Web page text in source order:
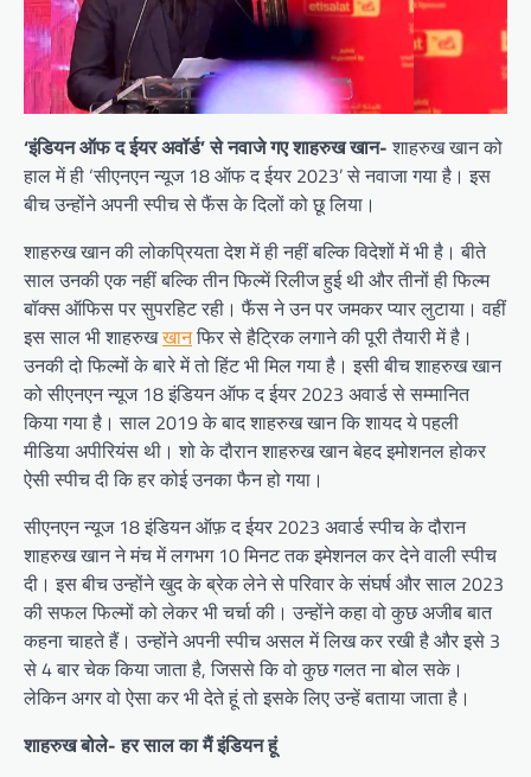
‘इंडियन ऑफ द ईयर अवॉर्ड’ से नवाजे गए शाहरुख खान-शाहरुख खान को
हाल में ही ‘सीएनएन न्यूज 18 ऑफ द ईयर 2023’ से नवाजा गया है। इस
बीच उन्होंने अपनी स्पीच से फैंस के दिलों को छू लिया।
शाहरुख खान की लोकप्रियता देश में ही नहीं बल्कि विदेशों में भी है। बीते
साल उनकी एक नहीं बल्कि तीन फिल्में रिलीज हुई थी और तीनों ही फिल्म
बॉक्स ऑफिस पर सुपरहिट रही। फैंस ने उन पर जमकर प्यार लुटाया। वहीं
इस साल भी शाहरुखखानफिर से हैट्रिक लगाने की पूरी तैयारी में है।
उनकी दो फिल्मों के बारे में तो हिंट भी मिल गया है। इसी बीच शाहरुख खान
को सीएनएन न्यूज 18 इंडियन ऑफ द ईयर 2023 अवार्ड से सम्मानित
किया गया है। साल 2019 के बाद शाहरुख खान कि शायद ये पहली
मीडिया अपीरियंस थी। शो के दौरान शाहरुख खान बेहद इमोशनल होकर
ऐसी स्पीच दी कि हर कोई उनका फैन हो गया।
सीएनएन न्यूज 18 इंडियन ऑफ़ द ईयर 2023 अवार्ड स्पीच के दौरान
शाहरुख खान ने मंच में लगभग 10 मिनट तक इमेशनल कर देने वाली स्पीच
दी। इस बीच उन्होंने खुद के ब्रेक लेने से परिवार के संघर्ष और साल 2023
की सफल फिल्मों को लेकर भी चर्चा की। उन्होंने कहा वो कुछ अजीब बात
कहना चाहते हैं। उन्होंने अपनी स्पीच असल में लिख कर रखी है और इसे 3
से 4 बार चेक किया जाता है, जिससे कि वो कुछ गलत ना बोल सके।
लेकिन अगर वो ऐसा कर भी देते हूं तो इसके लिए उन्हें बताया जाता है।
शाहरुख बोले- हर साल का मैं इंडियन हूं